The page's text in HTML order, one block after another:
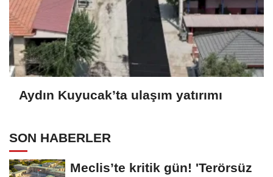
Aydın Kuyucak’ta ulaşım yatırımı
SON HABERLER
Meclis’te kritik gün! 'Terörsüz